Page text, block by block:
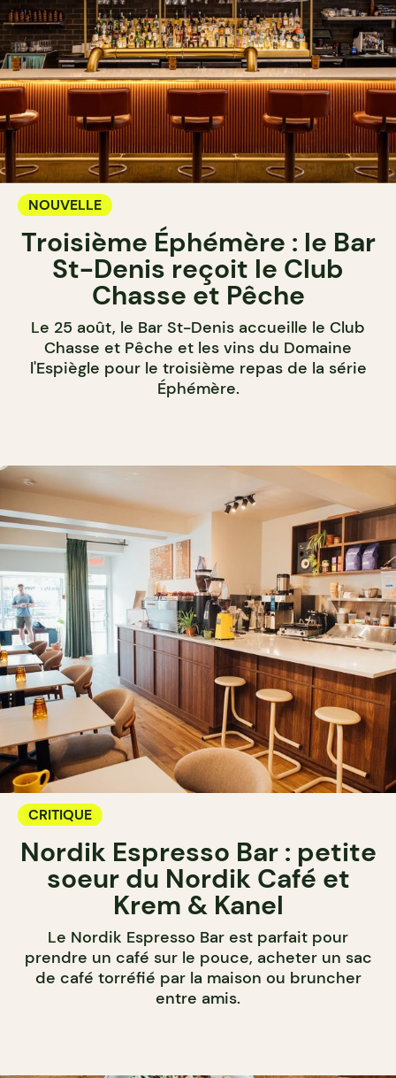
NOUVELLE
Troisième Éphémère : le Bar
St-Denis reçoit le Club
Chasse et Pêche
Le 25 août, le Bar St-Denis accueille le Club
Chasse et Pêche et les vins du Domaine
l'Espiègle pour le troisième repas de la série
Éphémère.
CRITIQUE
Nordik Espresso Bar : petite
soeur du Nordik Café et
Krem & Kanel
Le Nordik Espresso Bar est parfait pour
prendre un café sur le pouce, acheter un sac
de café torréfié par la maison ou bruncher
entre amis.